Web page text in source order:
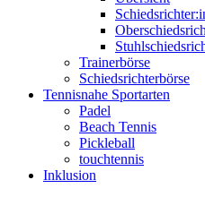
Trainerbörse
Schiedsrichterbörse
Tennisnahe Sportarten
Padel
Beach Tennis
Pickleball
touchtennis
Inklusion